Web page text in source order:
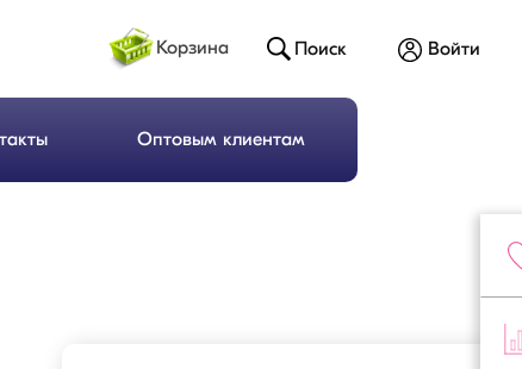
Оптовым клиентам
Корзина Поиск Войти